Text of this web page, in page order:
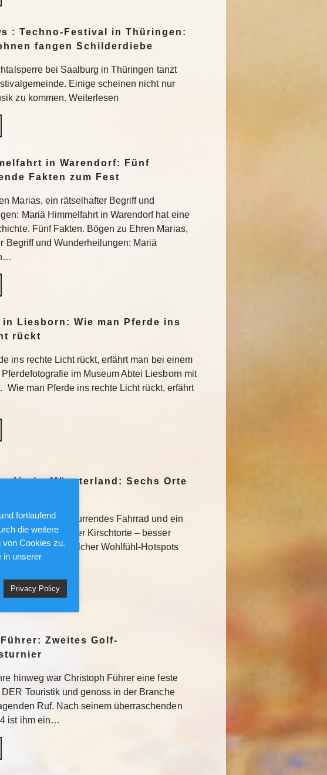
: Techno-Festival in Thüringen:
fangen Schilderdiebe
bei Saalburg in Thüringen tanzt
Einige scheinen nicht nur
zu kommen. Weiterlesen
in Warendorf: Fünf
Fakten zum Fest
Marias, ein rätselhafter Begriff und
Mariä Himmelfahrt in Warendorf hat eine
Fünf Fakten. Bögen zu Ehren Marias,
Begriff und Wunderheilungen: Mariä
in Liesborn: Wie man Pferde ins
rückt
ins rechte Licht rückt, erfährt man bei einem
im Museum Abtei Liesborn mit
Wie man Pferde ins rechte Licht rückt, erfährt
im Münsterland: Sechs Orte
ein schnurrendes Fahrrad und ein
mit Schwarzwälder Kirschtorte – besser
stellen sechs solcher Wohlfühl-Hotspots
Zweites Golf-
hinweg war Christoph Führer eine feste
Touristik und genoss in der Branche
Ruf. Nach seinem überraschenden
ist ihm ein…
fortlaufend
die weitere
von Cookies zu.
in unserer
Privacy Policy